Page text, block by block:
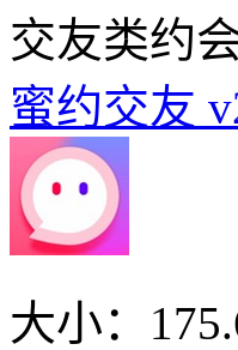
交友类约
蜜约交友
大小：